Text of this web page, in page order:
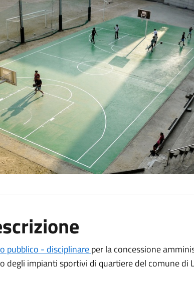
pubblico - disciplinareper la concessione
degli impianti sportivi di quartiere del comune di